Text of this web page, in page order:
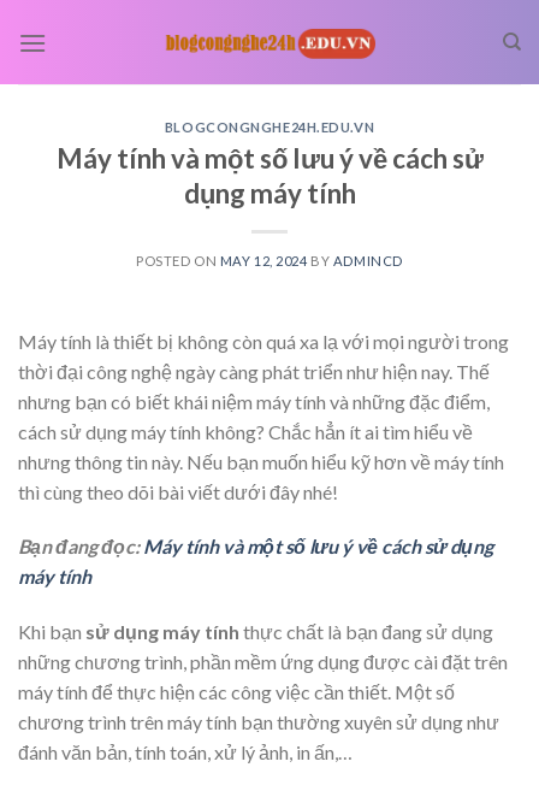
BLOGCONGNGHE24H.EDU.VN
Máy tính và một số lưu ý về cách sử
dụng máy tính
POSTED ON MAY 12, 2024 BY ADMINCD
Máy tính là thiết bị không còn quá xa lạ với mọi người trong
thời đại công nghệ ngày càng phát triển như hiện nay. Thế
nhưng bạn có biết khái niệm máy tính và những đặc điểm,
cách sử dụng máy tính không? Chắc hẳn ít ai tìm hiểu về
nhưng thông tin này. Nếu bạn muốn hiểu kỹ hơn về máy tính
thì cùng theo dõi bài viết dưới đây nhé!
Bạn đang đọc:Máy tính và một số lưu ý về cách sử dụng
máy tính
Khi bạn sử dụng máy tính thực chất là bạn đang sử dụng
những chương trình, phần mềm ứng dụng được cài đặt trên
máy tính để thực hiện các công việc cần thiết. Một số
chương trình trên máy tính bạn thường xuyên sử dụng như
đánh văn bản, tính toán, xử lý ảnh, in ấn,…